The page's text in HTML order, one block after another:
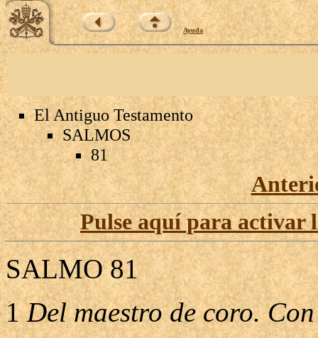
Ayuda
El Antiguo Testamento
SALMOS
81
Pulse aquí para activar
SALMO 81
1Del maestro de coro.